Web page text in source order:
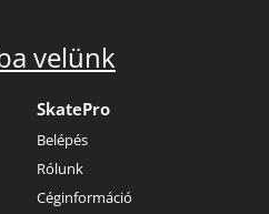
velünk
SkatePro
Belépés
Rólunk
Céginformáció